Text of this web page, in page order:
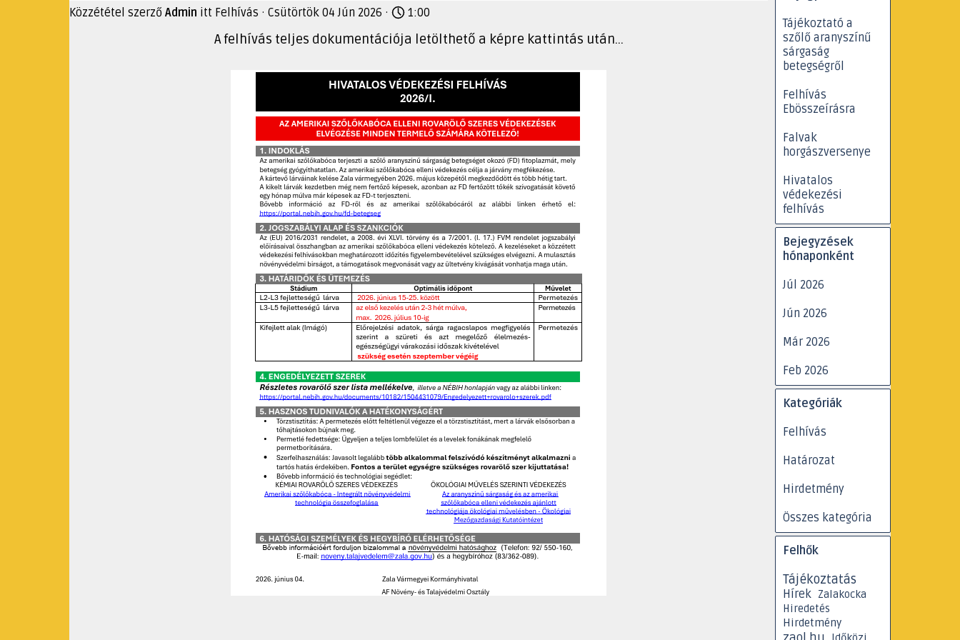
Közzététel szerző Admin itt Felhívás · Csütörtök 04 Jún 2026 · 1:00
A felhívás teljes dokumentációja letölthető a képre kattintás után...
Tájékoztató a
szőlő aranyszínű
sárgaság
betegségről
Felhívás
Ebösszeírásra
Falvak
horgászversenye
Hivatalos
védekezési
felhívás
Kihagy blokk Bejegyzések
Bejegyzések
hónaponként
Júl 2026
Jún 2026
Már 2026
Feb 2026
Kihagy blokk Kategóriák
Kategóriák
Felhívás
Határozat
Hirdetmény
Összes kategória
Kihagy blokk Felhők
Felhők
Tájékoztatás
Hírek Zalakocka
Hiredetés
Hirdetmény